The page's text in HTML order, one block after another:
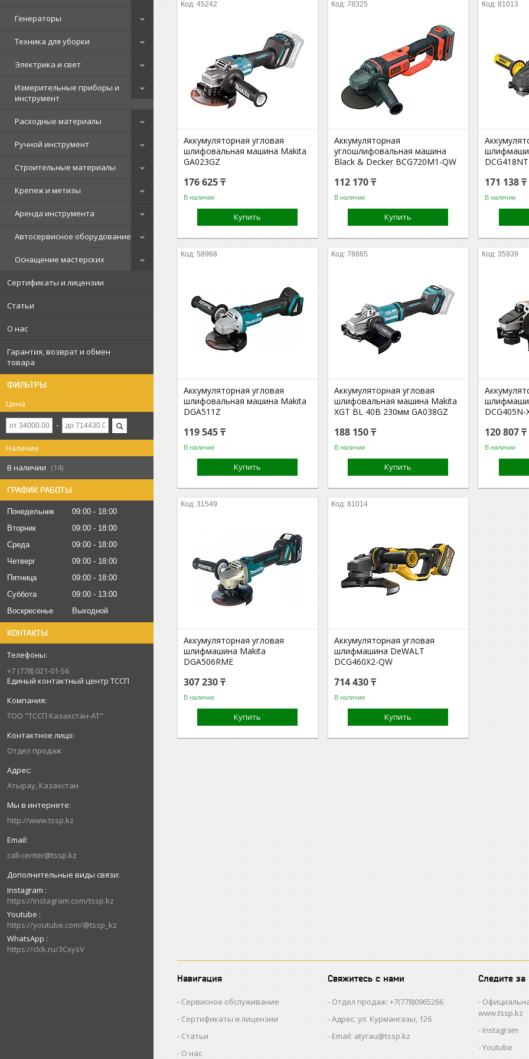
Генераторы
Техника для уборки
Электрика и свет
Измерительные приборы и
инструмент
Расходные материалы
Ручной инструмент
Строительные материалы
Крепеж и метизы
Аренда инструмента
Автосервисное оборудование
Оснащение мастерских
Сертификаты и лицензии
Статьи
О нас
Гарантия, возврат и обмен
товара
ФИЛЬТРЫ
Цена
Наличие
В наличии
14
ГРАФИК РАБОТЫ
Понедельник 09:00
18:00
Вторник
09:00
18:00
Среда
09:00
18:00
Четверг
09:00
18:00
Пятница
09:00
18:00
Суббота
09:00
13:00
Воскресенье
Выходной
КОНТАКТЫ
+7 (778) 021-01-56
Единый контактный центр ТССП
ТОО "ТССП Казахстан-АТ"
Отдел продаж
Атырау, Казахстан
http://www.tssp.kz
call-center@tssp.kz
Instagram
https://instagram.com/tssp.kz
Youtube
https://youtube.com/@tssp_kz
WhatsApp
https://clck.ru/3CxysV
45242
Аккумуляторная угловая
шлифовальная машина Makita
GA023GZ
176 625 ₸
В наличии
Купить
78325
Аккумуляторная
углошлифовальная машина
Black & Decker BCG720M1-QW
112 170 ₸
В наличии
Купить
81013
171 138 ₸
В наличии
58968
Аккумуляторная угловая
шлифовальная машина Makita
DGA511Z
119 545 ₸
В наличии
Купить
78865
Аккумуляторная угловая
шлифовальная машина Makita
XGT BL 40В 230мм GA038GZ
188 150 ₸
В наличии
Купить
35939
DCG405N-
120 807 ₸
В наличии
31549
Аккумуляторная угловая
шлифмашина Makita
DGA506RME
307 230 ₸
В наличии
Купить
81014
Аккумуляторная угловая
шлифмашина DeWALT
DCG460X2-QW
714 430 ₸
В наличии
Купить
Навигация
Сервисное обслуживание
Сертификаты и лицензии
Статьи
О нас
Свяжитесь с нами
Отдел продаж: +7(778)0965266
Адрес: ул. Курмангазы, 126
Email: atyrau@tssp.kz
Следите за
www.tssp.kz
Instagram
Youtube